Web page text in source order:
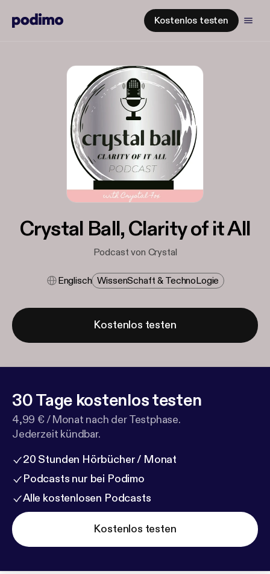
Kostenlos testen
Crystal Ball, Clarity of it All
Podcast von Crystal
Englisch Wissen​schaft & Techno​logie
Kostenlos testen
30 Tage kostenlos testen
4,99 € / Monat nach der Testphase.
Jederzeit kündbar.
20 Stunden Hörbücher / Monat
Podcasts nur bei Podimo
Alle kostenlosen Podcasts
Kostenlos testen